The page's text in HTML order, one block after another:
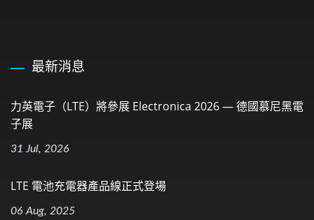
最新消息
力英電子（LTE）將參展 Electronica 2026 — 德國慕尼黑電
子展
31 Jul, 2026
LTE 電池充電器產品線正式登場
06 Aug, 2025